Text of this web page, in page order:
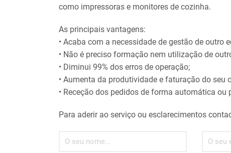
como impressoras e monitores de cozinha.
As principais vantagens:
• Acaba com a necessidade de gestão de outro
• Não é preciso formação nem utilização de
• Diminui 99% dos erros de operação;
• Aumenta da produtividade e faturação do seu
• Receção dos pedidos de forma automática ou
Para aderir ao serviço ou esclarecimentos